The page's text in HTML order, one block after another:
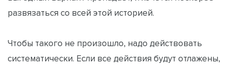
развязаться со всей этой историей.
Чтобы такого не произошло, надо действовать
систематически. Если все действия будут отлажены,